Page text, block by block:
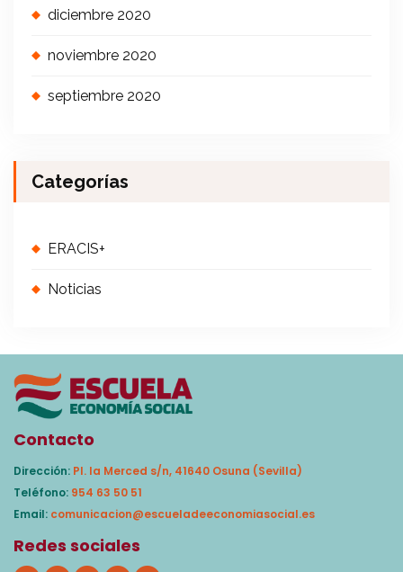
diciembre 2020
noviembre 2020
septiembre 2020
Categorías
ERACIS+
Noticias
Contacto
Dirección: Pl. la Merced s/n, 41640 Osuna (Sevilla)
Teléfono: 954 63 50 51
Email: comunicacion@escueladeeconomiasocial.es
Redes sociales